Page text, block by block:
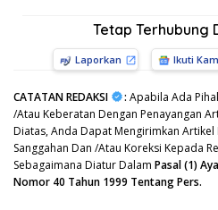
Tetap Terhubung
Laporkan Ikuti
CATATAN REDAKSI : Apabila Ada
/Atau Keberatan Dengan Penayangan
Diatas, Anda Dapat Mengirimkan
Sanggahan Dan /Atau Koreksi Kepada
Sebagaimana Diatur Dalam Pasal (1)
Nomor 40 Tahun 1999 Tentang Pers.